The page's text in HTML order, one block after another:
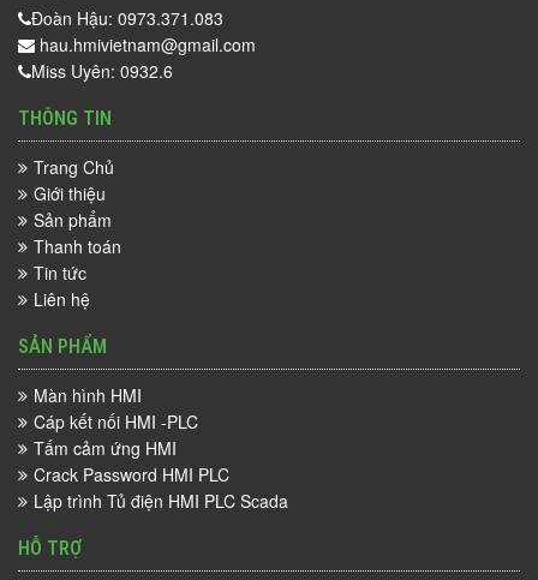
Đoàn Hậu: 0973.371.083
hau.hmivietnam@gmail.com
Miss Uyên: 0932.6
THÔNG TIN
Trang Chủ
Giới thiệu
Sản phẩm
Thanh toán
Tin tức
Liên hệ
SẢN PHẨM
Màn hình HMI
Cáp kết nối HMI -PLC
Tấm cảm ứng HMI
Crack Password HMI PLC
Lập trình Tủ điện HMI PLC Scada
HỖ TRỢ